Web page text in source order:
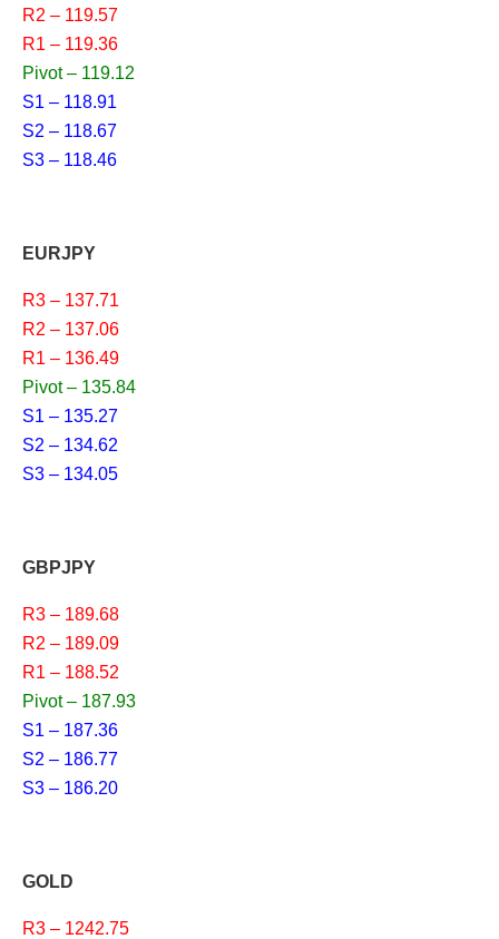
R2 – 119.57
R1 – 119.36
Pivot – 119.12
S1 – 118.91
S2 – 118.67
S3 – 118.46
EURJPY
R3 – 137.71
R2 – 137.06
R1 – 136.49
Pivot – 135.84
S1 – 135.27
S2 – 134.62
S3 – 134.05
GBPJPY
R3 – 189.68
R2 – 189.09
R1 – 188.52
Pivot – 187.93
S1 – 187.36
S2 – 186.77
S3 – 186.20
GOLD
R3 – 1242.75